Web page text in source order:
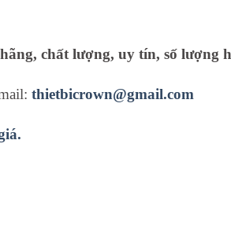
chất lượng, uy tín, số lượng
thietbicrown@gmail.com